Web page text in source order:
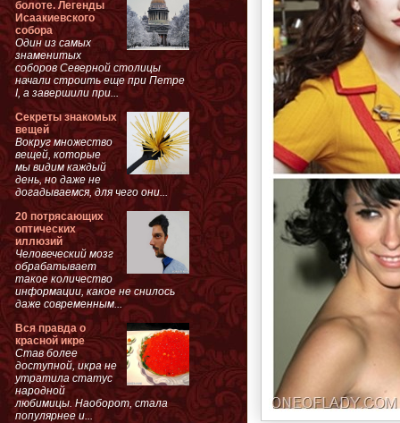
болоте. Легенды
Исаакиевского
собора
Один из самых
знаменитых
соборов Северной столицы
начали строить еще при Петре
I, а завершили при...
Секреты знакомых
вещей
Вокруг множество
вещей, которые
мы видим каждый
день, но даже не
догадываемся, для чего они...
20 потрясающих
оптических
иллюзий
Человеческий мозг
обрабатывает
такое количество
информации, какое не снилось
даже современным...
Вся правда о
красной икре
Став более
доступной, икра не
утратила статус
народной
любимицы. Наоборот, стала
популярнее и...